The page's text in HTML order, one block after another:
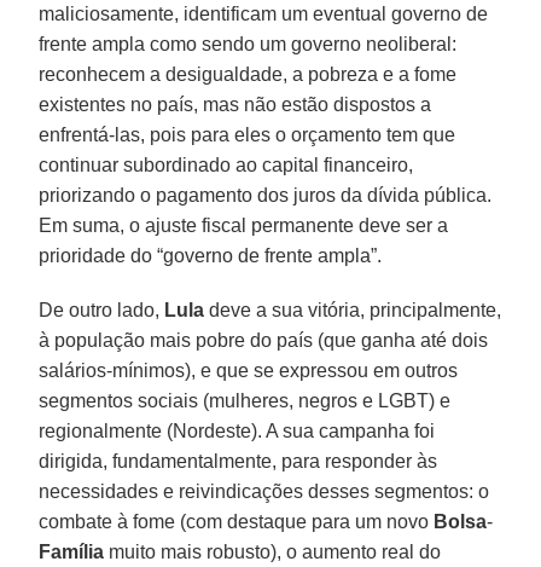
maliciosamente, identificam um eventual governo de
frente ampla como sendo um governo neoliberal:
reconhecem a desigualdade, a pobreza e a fome
existentes no país, mas não estão dispostos a
enfrentá-las, pois para eles o orçamento tem que
continuar subordinado ao capital financeiro,
priorizando o pagamento dos juros da dívida pública.
Em suma, o ajuste fiscal permanente deve ser a
prioridade do “governo de frente ampla”.
De outro lado, Lula deve a sua vitória, principalmente,
à população mais pobre do país (que ganha até dois
salários-mínimos), e que se expressou em outros
segmentos sociais (mulheres, negros e LGBT) e
regionalmente (Nordeste). A sua campanha foi
dirigida, fundamentalmente, para responder às
necessidades e reivindicações desses segmentos: o
combate à fome (com destaque para um novo Bolsa-
Família muito mais robusto), o aumento real do